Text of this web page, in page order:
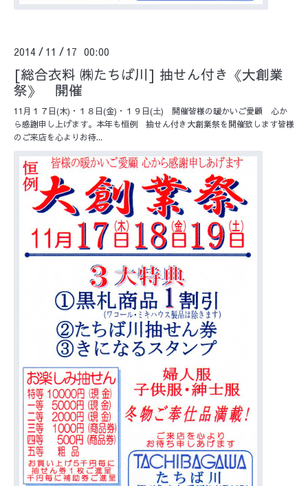
2014 / 11 / 17 00:00
[総合衣料 ㈱たちば川] 抽せん付き《大創業
祭》 開催
11月１７日(木)・１８日(金)・１９日(土) 開催皆様の暖かいご愛顧 心か
ら感謝申し上げます。本年も恒例 抽せん付き大創業祭を開催致します皆様
のご来店を心よりお待...